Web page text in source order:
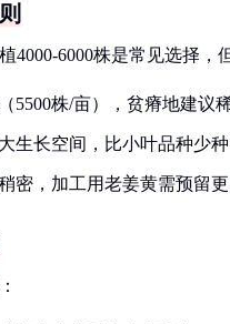
4000-6000株是常见选择，
5500株/亩），贫瘠地建议
生长空间，比小叶品种少种
密，加工用老姜黄需预留